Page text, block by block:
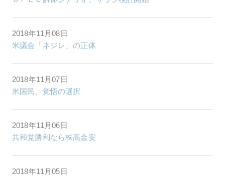
2018年11月08日
米議会「ネジレ」の正体
2018年11月07日
米国民、覚悟の選択
2018年11月06日
共和党勝利なら株高金安
2018年11月05日